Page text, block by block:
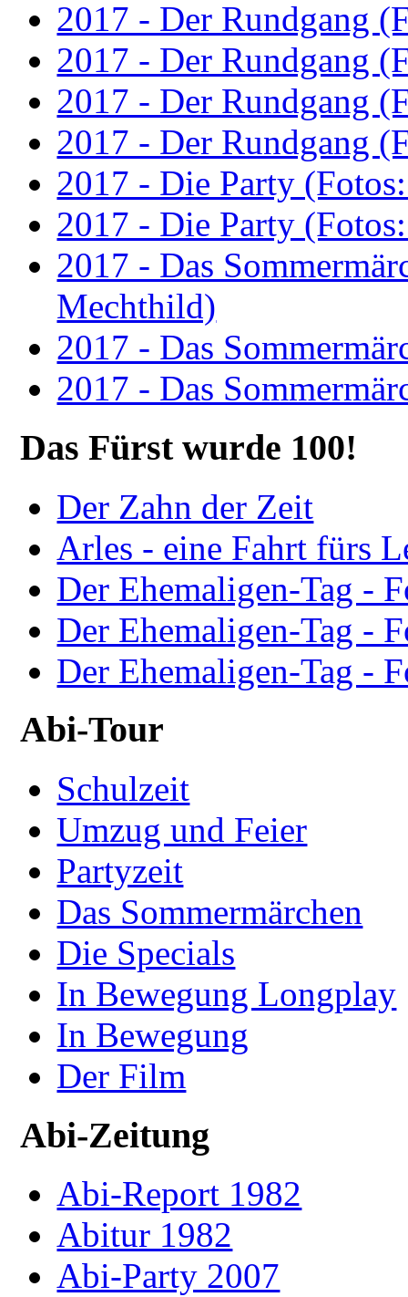
2017 - Der Rundgang
2017 - Der Rundgang
2017 - Der Rundgang
2017 - Der Rundgang
2017 - Die Party
2017 - Die Party
2017 - Das
Mechthild)
2017 - Das
2017 - Das
Das Fürst wurde 100!
Der Zahn der Zeit
Arles - eine Fahrt fürs
Der Ehemaligen-Tag -
Der Ehemaligen-Tag -
Der Ehemaligen-Tag -
Abi-Tour
Schulzeit
Umzug und Feier
Partyzeit
Das Sommermärchen
Die Specials
In Bewegung Longplay
In Bewegung
Der Film
Abi-Zeitung
Abi-Report 1982
Abitur 1982
Abi-Party 2007